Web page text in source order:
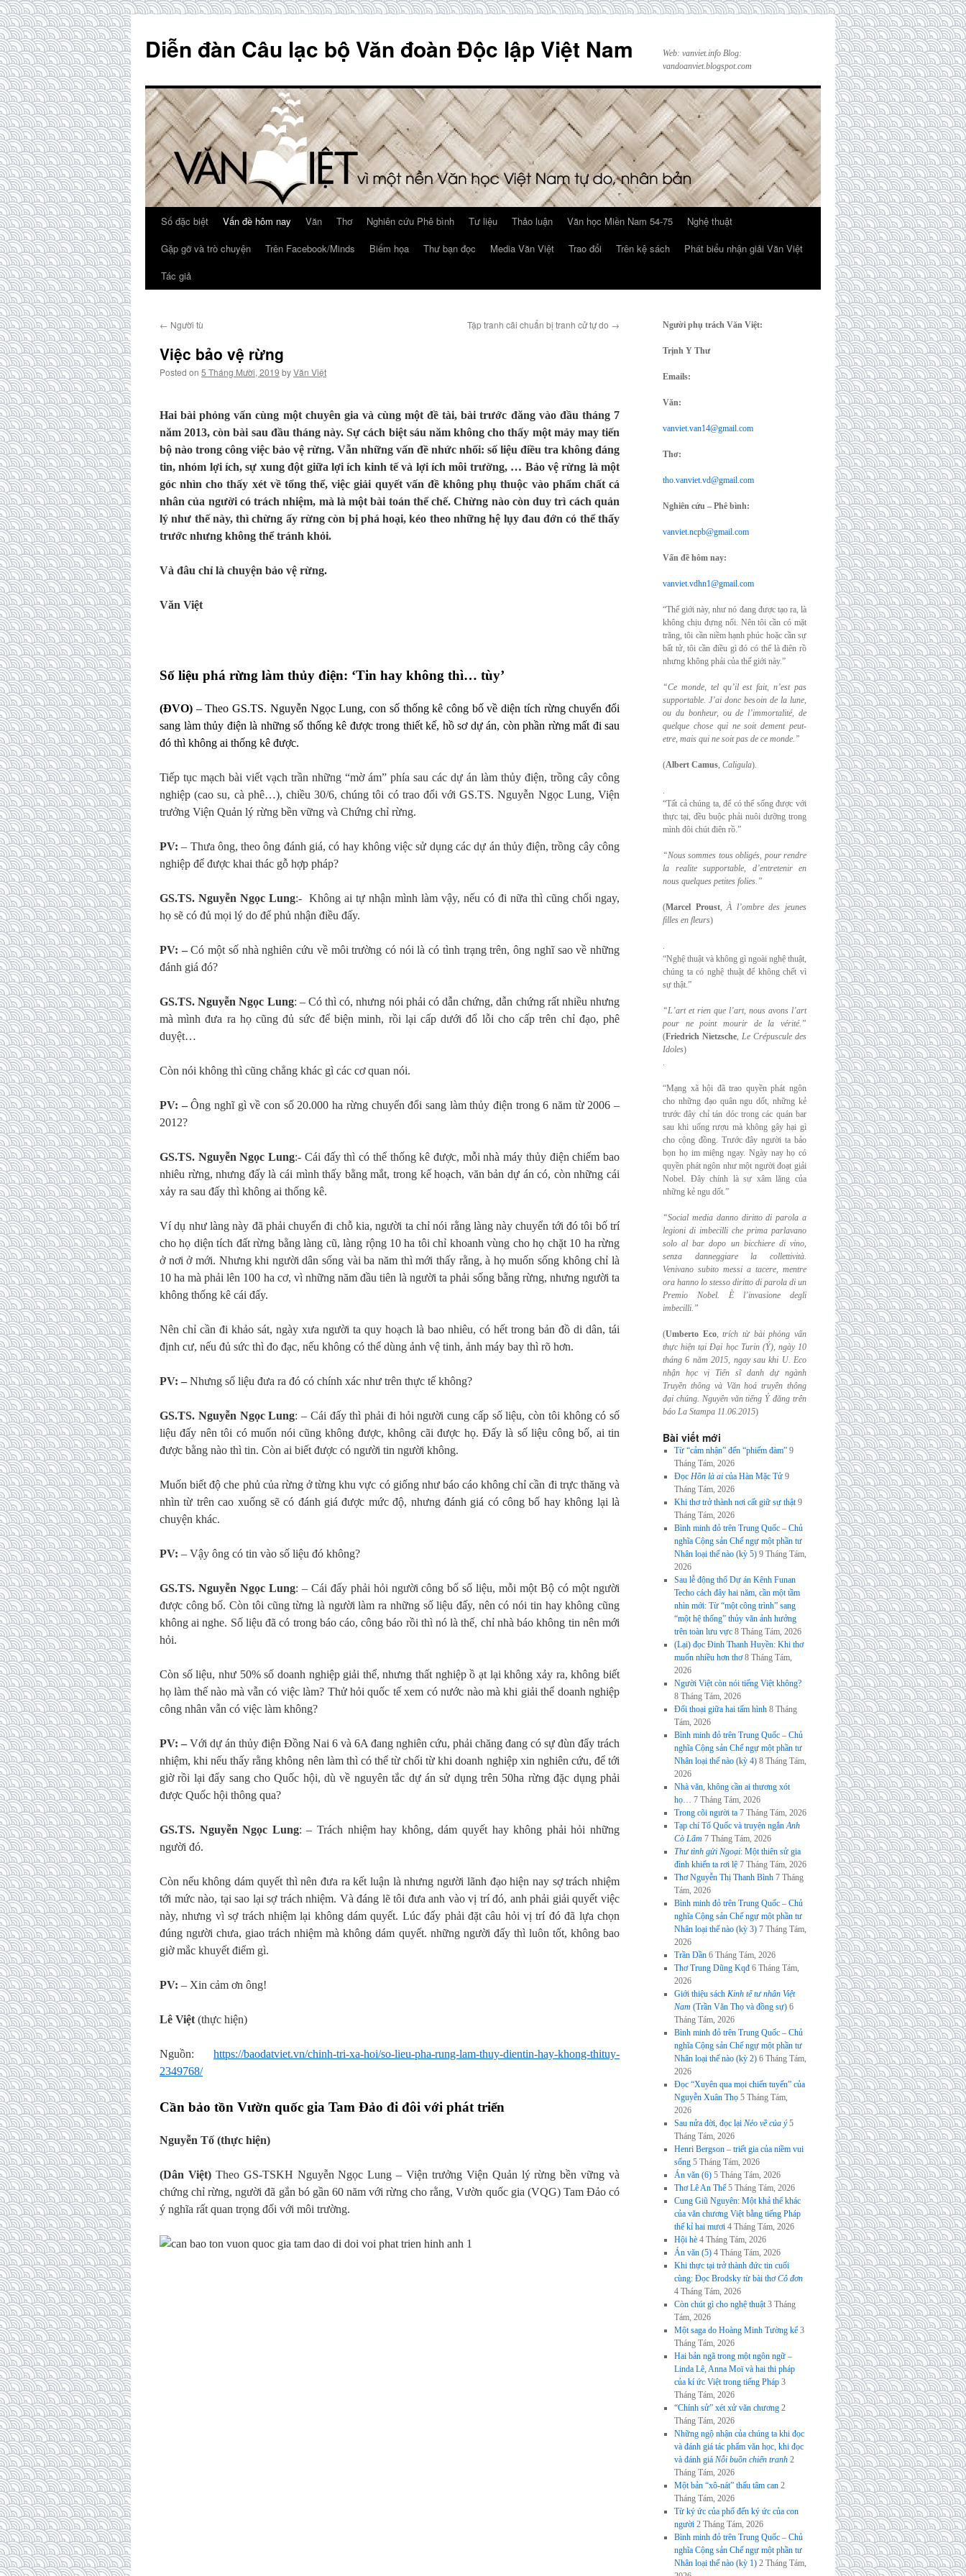
content
Diễn đàn Câu lạc bộ Văn đoàn Độc lập Việt Nam
Web: vanviet.info Blog:
vandoanviet.blogspot.com
Số đặc biệt Vấn đề hôm nay Văn Thơ Nghiên cứu Phê bình Tư liệu Thảo luận Văn học Miền Nam 54-75
Nghệ thuật
Gặp gỡ và trò chuyện
Trên Facebook/Minds Biếm họa Thư bạn đọc Media Văn Việt Trao đổi Trên kệ sách
Phát biểu nhận giải Văn Việt
Tác giả
← Người tù Tập tranh cãi chuẩn bị tranh cử tự do →
Việc bảo vệ rừng
Posted on 5 Tháng Mười, 2019 byVăn Việt
Hai bài phỏng vấn cùng một chuyên gia và cùng một đề tài, bài trước đăng vào đầu tháng 7
năm 2013, còn bài sau đầu tháng này. Sự cách biệt sáu năm không cho thấy một mảy may tiến
bộ nào trong công việc bảo vệ rừng. Vẫn những vấn đề nhức nhối: số liệu điều tra không đáng
tin, nhóm lợi ích, sự xung đột giữa lợi ích kinh tế và lợi ích môi trường, … Bảo vệ rừng là một
góc nhìn cho thấy xét về tổng thể, việc giải quyết vấn đề không phụ thuộc vào phẩm chất cá
nhân của người có trách nhiệm, mà là một bài toán thể chế. Chừng nào còn duy trì cách quản
lý như thế này, thì chừng ấy rừng còn bị phá hoại, kéo theo những hệ lụy đau đớn có thể thấy
trước nhưng không thể tránh khỏi.
Và đâu chỉ là chuyện bảo vệ rừng.
Văn Việt
Số liệu phá rừng làm thủy điện: ‘Tin hay không thì… tùy’
(ĐVO) – Theo GS.TS. Nguyễn Ngọc Lung, con số thống kê công bố về diện tích rừng chuyển đổi
sang làm thủy điện là những số thống kê được trong thiết kế, hồ sơ dự án, còn phần rừng mất đi sau
đó thì không ai thống kê được.
Tiếp tục mạch bài viết vạch trần những “mờ ám” phía sau các dự án làm thủy điện, trồng cây công
nghiệp (cao su, cà phê…), chiều 30/6, chúng tôi có trao đổi với GS.TS. Nguyễn Ngọc Lung, Viện
trưởng Viện Quản lý rừng bền vững và Chứng chỉ rừng.
PV: – Thưa ông, theo ông đánh giá, có hay không việc sử dụng các dự án thủy điện, trồng cây công
nghiệp để được khai thác gỗ hợp pháp?
GS.TS. Nguyễn Ngọc Lung:- Không ai tự nhận mình làm vậy, nếu có đi nữa thì cũng chối ngay,
họ sẽ có đủ mọi lý do để phủ nhận điều đấy.
PV: –Có một số nhà nghiên cứu về môi trường có nói là có tình trạng trên, ông nghĩ sao về những
đánh giá đó?
GS.TS. Nguyễn Ngọc Lung: – Có thì có, nhưng nói phải có dẫn chứng, dẫn chứng rất nhiều nhưng
mà mình đưa ra họ cũng đủ sức để biện minh, rồi lại cấp dưới đổ lỗi cho cấp trên chỉ đạo, phê
duyệt…
Còn nói không thì cũng chẳng khác gì các cơ quan nói.
PV: –Ông nghĩ gì về con số 20.000 ha rừng chuyển đổi sang làm thủy điện trong 6 năm từ 2006 –
2012?
GS.TS. Nguyễn Ngọc Lung:- Cái đấy thì có thể thống kê được, mỗi nhà máy thủy điện chiếm bao
nhiêu rừng, nhưng đấy là cái mình thấy bằng mắt, trong kế hoạch, văn bản dự án có, còn những cái
xảy ra sau đấy thì không ai thống kê.
Ví dụ như làng này đã phải chuyển đi chỗ kia, người ta chỉ nói rằng làng này chuyển tới đó tôi bố trí
cho họ diện tích đất rừng bằng làng cũ, làng rộng 10 ha tôi chỉ khoanh vùng cho họ chặt 10 ha rừng
ở nơi ở mới. Nhưng khi người dân sống vài ba năm thì mới thấy rằng, à họ muốn sống không chỉ là
10 ha mà phải lên 100 ha cơ, vì những năm đầu tiên là người ta phải sống bằng rừng, nhưng người ta
không thống kê cái đấy.
Nên chỉ cần đi khảo sát, ngày xưa người ta quy hoạch là bao nhiêu, có hết trong bản đồ di dân, tái
định cư, nếu đủ sức thì đo đạc, nếu không có thể dùng ảnh vệ tinh, ảnh máy bay thì rõ hơn.
PV: – Nhưng số liệu đưa ra đó có chính xác như trên thực tế không?
GS.TS. Nguyễn Ngọc Lung: – Cái đấy thì phải đi hỏi người cung cấp số liệu, còn tôi không có số
liệu đấy nên tôi có muốn nói cũng không được, không cãi được họ. Đấy là số liệu công bố, ai tin
được bằng nào thì tin. Còn ai biết được có người tin người không.
Muốn biết độ che phủ của rừng ở từng khu vực có giống như báo cáo không chỉ cần đi trực thăng và
nhìn từ trên cao xuống sẽ có đánh giá được mức độ, nhưng đánh giá có công bố hay không lại là
chuyện khác.
PV: – Vậy ông có tin vào số liệu đó không?
GS.TS. Nguyễn Ngọc Lung: – Cái đấy phải hỏi người công bố số liệu, mỗi một Bộ có một người
được công bố. Còn tôi cũng từng là người làm ra những số liệu đấy, nên có nói tin hay không cũng
không ai nghe. Số liệu đã có trong báo cáo, công báo rồi thì nó là thế, chỉ nhà báo không tin nên mới
hỏi.
Còn số liệu, như 50% số doanh nghiệp giải thể, nhưng thất nghiệp ồ ạt lại không xảy ra, không biết
họ làm thế nào mà vẫn có việc làm? Thử hỏi quốc tế xem có nước nào mà khi giải thể doanh nghiệp
công nhân vẫn có việc làm không?
PV: – Với dự án thủy điện Đồng Nai 6 và 6A đang nghiên cứu, phải chăng đang có sự đùn đẩy trách
nhiệm, khi nếu thấy rằng không nên làm thì có thể từ chối từ khi doanh nghiệp xin nghiên cứu, để tới
giờ rồi lại đẩy sang cho Quốc hội, dù về nguyên tắc dự án sử dụng trên 50ha rừng đặc dụng phải
được Quốc hội thông qua?
GS.TS. Nguyễn Ngọc Lung: – Trách nhiệm hay không, dám quyết hay không phải hỏi những
người đó.
Còn nếu không dám quyết thì nên đưa ra kết luận là nhưng người lãnh đạo hiện nay sợ trách nhiệm
tới mức nào, tại sao lại sợ trách nhiệm. Và đáng lẽ tôi đưa anh vào vị trí đó, anh phải giải quyết việc
này, nhưng vì sợ trách nhiệm lại không dám quyết. Lúc đấy phải đặt câu hỏi vị trí đó đã lựa chọn
đúng người chưa, giao trách nhiệm mà không dám quyết. những người đấy thì luôn tốt, không bao
giờ mắc khuyết điểm gì.
PV: – Xin cảm ơn ông!
Lê Việt (thực hiện)
Nguồn: https://baodatviet.vn/chinh-tri-xa-hoi/so-lieu-pha-rung-lam-thuy-dientin-hay-khong-thituy-
2349768/
Cần bảo tồn Vườn quốc gia Tam Đảo đi đôi với phát triển
Nguyễn Tố (thực hiện)
(Dân Việt)Theo GS-TSKH Nguyễn Ngọc Lung – Viện trưởng Viện Quản lý rừng bền vững và
chứng chỉ rừng, người đã gắn bó gần 60 năm với rừng cho rằng, Vườn quốc gia (VQG) Tam Đảo có
ý nghĩa rất quan trọng đối với môi trường.
Người phụ trách Văn Việt:
Trịnh Y Thư
Emails:
Văn:
vanviet.van14@gmail.com
Thơ:
tho.vanviet.vd@gmail.com
Nghiên cứu – Phê bình:
vanviet.ncpb@gmail.com
Vấn đề hôm nay:
vanviet.vdhn1@gmail.com
“Thế giới này, như nó đang được tạo ra, là
không chịu đựng nổi. Nên tôi cần có mặt
trăng, tôi cần niềm hạnh phúc hoặc cần sự
bất tử, tôi cần điều gì đó có thể là điên rồ
nhưng không phải của thế giới này.”
“Ce monde, tel qu’il est fait, n’est pas
supportable. J’ai donc besoin de la lune,
ou du bonheur, ou de l’immortalité, de
quelque chose qui ne soit dement peut-
etre, mais qui ne soit pas de ce monde.”
(Albert Camus, Caligula).
.
“Tất cả chúng ta, để có thể sống được với
thực tại, đều buộc phải nuôi dưỡng trong
mình đôi chút điên rồ.”
“Nous sommes tous obligés, pour rendre
la realite supportable, d’entretenir en
nous quelques petites folies.”
(Marcel Proust,À l’ombre des jeunes
filles en fleurs)
.
“Nghệ thuật và không gì ngoài nghệ thuật,
chúng ta có nghệ thuật để không chết vì
sự thật.”
“L’art et rien que l’art, nous avons l’art
pour ne point mourir de la vérité.”
(Friedrich Nietzsche, Le Crépuscule des
Idoles)
.
“Mạng xã hội đã trao quyền phát ngôn
cho những đạo quân ngu dốt, những kẻ
trước đây chỉ tán dóc trong các quán bar
sau khi uống rượu mà không gây hại gì
cho cộng đồng. Trước đây người ta bảo
bọn họ im miệng ngay. Ngày nay họ có
quyền phát ngôn như một người đoạt giải
Nobel. Đây chính là sự xâm lăng của
những kẻ ngu dốt.”
“Social media danno diritto di parola a
legioni di imbecilli che prima parlavano
solo albar dopo un bicchiere di vino,
senza danneggiare la collettività.
Venivano subito messi a tacere, mentre
ora hanno lo stesso diritto di parola di un
Premio Nobel. È l’invasione degli
imbecilli.”
(Umberto Eco,trích từ bài phỏng vấn
thực hiện tại Đại học Turin (Ý), ngày 10
tháng 6 năm 2015, ngay sau khi U. Eco
nhận học vị Tiến sĩ danh dự ngành
Truyền thông và Văn hoá truyền thông
đại chúng. Nguyên văn tiếng Ý đăng trên
báo La Stampa 11.06.2015)
Bài viết mới
Từ “cảm nhận” đến “phiếm đàm” 9
Tháng Tám, 2026
Đọc Hồn là aicủa Hàn Mặc Tử 9
Tháng Tám, 2026
Khi thơ trở thành nơi cất giữ sự thật 9
Tháng Tám, 2026
Bình minh đỏ trên Trung Quốc – Chủ
nghĩa Cộng sản Chế ngự một phần tư
Nhân loại thế nào (kỳ 5) 9 Tháng Tám,
2026
Sau lễ động thổ Dự án Kênh Funan
Techo cách đây hai năm, cần một tầm
nhìn mới: Từ “một công trình” sang
“một hệ thống” thủy văn ảnh hưởng
trên toàn lưu vực 8 Tháng Tám, 2026
(Lại) đọc Đinh Thanh Huyền: Khi thơ
muốn nhiều hơn thơ 8 Tháng Tám,
2026
Người Việt còn nói tiếng Việt không?
8 Tháng Tám, 2026
Đối thoại giữa hai tấm hình 8 Tháng
Tám, 2026
Bình minh đỏ trên Trung Quốc – Chủ
nghĩa Cộng sản Chế ngự một phần tư
Nhân loại thế nào (kỳ 4) 8 Tháng Tám,
2026
Nhà văn, không cần ai thương xót
họ… 7 Tháng Tám, 2026
Trong cõi người ta 7 Tháng Tám, 2026
Tạp chí Tổ Quốc và truyện ngắnAnh
Cò Lấm 7 Tháng Tám, 2026
Thư tình gửi Ngoại: Một thiên sử gia
đình khiến ta rơi lệ 7 Tháng Tám, 2026
Thơ Nguyễn Thị Thanh Bình 7 Tháng
Tám, 2026
Bình minh đỏ trên Trung Quốc – Chủ
nghĩa Cộng sản Chế ngự một phần tư
Nhân loại thế nào (kỳ 3) 7 Tháng Tám,
2026
Trần Dần 6 Tháng Tám, 2026
Thơ Trung Dũng Kqđ 6 Tháng Tám,
2026
Giới thiệu sách Kinh tế tư nhân Việt
Nam (Trần Văn Thọ và đồng sự) 6
Tháng Tám, 2026
Bình minh đỏ trên Trung Quốc – Chủ
nghĩa Cộng sản Chế ngự một phần tư
Nhân loại thế nào (kỳ 2) 6 Tháng Tám,
2026
Đọc “Xuyên qua mọi chiến tuyến” của
Nguyễn Xuân Thọ 5 Tháng Tám,
2026
Sau nửa đời, đọc lại Nẻo về của ý 5
Tháng Tám, 2026
Henri Bergson – triết gia của niềm vui
sống 5 Tháng Tám, 2026
Án văn (6) 5 Tháng Tám, 2026
Thơ Lê An Thế 5 Tháng Tám, 2026
Cung Giũ Nguyên: Một khả thể khác
của văn chương Việt bằng tiếng Pháp
thế kỉ hai mươi 4 Tháng Tám, 2026
Hội hè 4 Tháng Tám, 2026
Án văn (5) 4 Tháng Tám, 2026
Khi thực tại trở thành đức tin cuối
cùng: Đọc Brodsky từ bài thơCô đơn
4 Tháng Tám, 2026
Còn chút gì cho nghệ thuật 3 Tháng
Tám, 2026
Một saga do Hoàng Minh Tường kể 3
Tháng Tám, 2026
Hai bản ngã trong một ngôn ngữ –
Linda Lê, Anna Moï và hai thi pháp
của kí ức Việt trong tiếng Pháp 3
Tháng Tám, 2026
“Chính sử” xét xử văn chương 2
Tháng Tám, 2026
Những ngộ nhận của chúng ta khi đọc
và đánh giá tác phẩm văn học, khi đọc
và đánh giá Nỗi buồn chiến tranh 2
Tháng Tám, 2026
Một bản “xô-nát” thấu tâm can 2
Tháng Tám, 2026
Từ ký ức của phố đến ký ức của con
người 2 Tháng Tám, 2026
Bình minh đỏ trên Trung Quốc – Chủ
nghĩa Cộng sản Chế ngự một phần tư
Nhân loại thế nào (kỳ 1) 2 Tháng Tám,